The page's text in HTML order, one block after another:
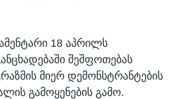
18 აპრილს
შეშფოთებას
მიერ დემონსტრანტების
გამოყენების გამო.